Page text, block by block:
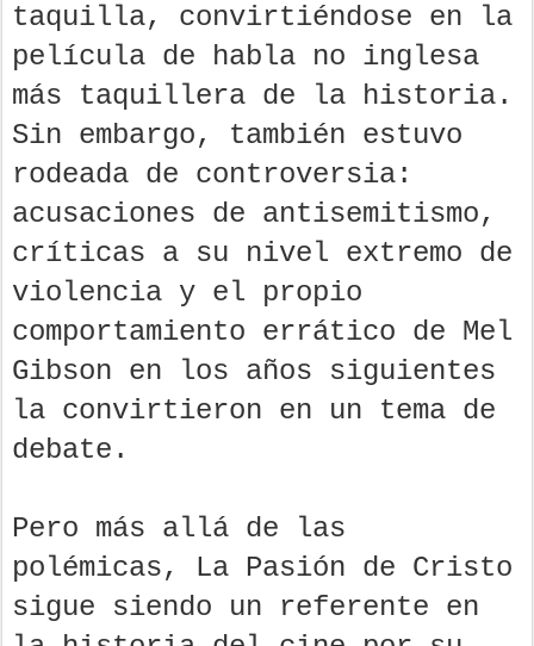
taquilla, convirtiéndose en la
película de habla no inglesa
más taquillera de la historia.
Sin embargo, también estuvo
rodeada de controversia:
acusaciones de antisemitismo,
críticas a su nivel extremo de
violencia y el propio
comportamiento errático de Mel
Gibson en los años siguientes
la convirtieron en un tema de
debate.
Pero más allá de las
polémicas, La Pasión de Cristo
sigue siendo un referente en